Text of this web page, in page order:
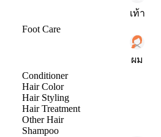
เท้า
Foot Care
ผม
Conditioner
Hair Color
Hair Styling
Hair Treatment
Other Hair
Shampoo